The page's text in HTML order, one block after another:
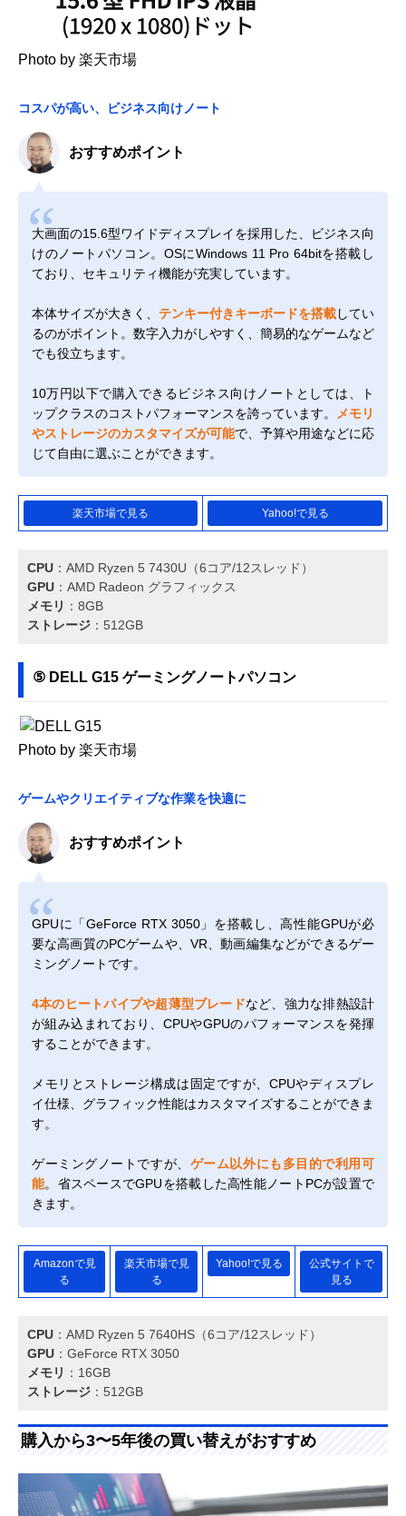
Photo by 楽天市場
コスパが高い、ビジネス向けノート
おすすめポイント
大画面の15.6型ワイドディスプレイを採用した、ビジネス向
けのノートパソコン。OSにWindows 11 Pro 64bitを搭載し
ており、セキュリティ機能が充実しています。
本体サイズが大きく、 テンキー付きキーボードを搭載してい
るのがポイント。数字入力がしやすく、簡易的なゲームなど
でも役立ちます。
10万円以下で購入できるビジネス向けノートとしては、ト
ップクラスのコストパフォーマンスを誇っています。
メモリ
やストレージのカスタマイズが可能で、予算や用途などに応
じて自由に選ぶことができます。
楽天市場で見る Yahoo!で見る
CPU ：AMD Ryzen 5 7430U（6コア/12スレッド）
GPU ：AMD Radeon グラフィックス
メモリ ：8GB
ストレージ ：512GB
⑤ DELL G15 ゲーミングノートパソコン
Photo by 楽天市場
ゲームやクリエイティブな作業を快適に
おすすめポイント
GPUに「GeForce RTX 3050」を搭載し、高性能GPUが必
要な高画質のPCゲームや、VR、動画編集などができるゲー
ミングノートです。
4本のヒートパイプや超薄型ブレードなど、強力な排熱設計
が組み込まれており、CPUやGPUのパフォーマンスを発揮
することができます。
メモリとストレージ構成は固定ですが、CPUやディスプレ
イ仕様、グラフィック性能はカスタマイズすることができま
す。
ゲーミングノートですが、 ゲーム以外にも多目的で利用可
能。省スペースでGPUを搭載した高性能ノートPCが設置で
きます。
Amazonで見
る
楽天市場で見
る
Yahoo!で見る
公式サイトで
見る
CPU ：AMD Ryzen 5 7640HS（6コア/12スレッド）
GPU ：GeForce RTX 3050
メモリ ：16GB
ストレージ ：512GB
購入から3〜5年後の買い替えがおすすめ